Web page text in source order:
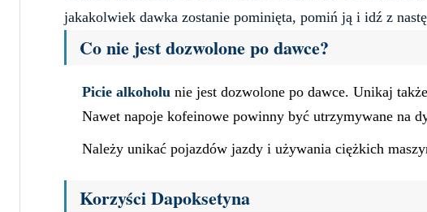
jakakolwiek dawka zostanie pominięta, pomiń ją i idź z
Co nie jest dozwolone po dawce?
Picie alkoholu nie jest dozwolone po dawce. Unikaj
Nawet napoje kofeinowe powinny być utrzymywane na
Należy unikać pojazdów jazdy i używania ciężkich
Korzyści Dapoksetyna